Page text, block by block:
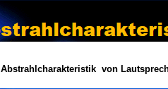
Abstrahlcharakteristik von